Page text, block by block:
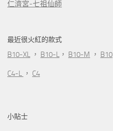
仁濟宮-七祖仙師
最近很火紅的款式
B10-XL ， B10-L ， B10-M ， B10
C4-L ， C4
小貼士